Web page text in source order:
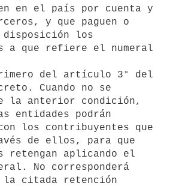
y que paguen o
a que refiere el numeral
Cuando no se
entidades podrán
de ellos, para que
No corresponderá